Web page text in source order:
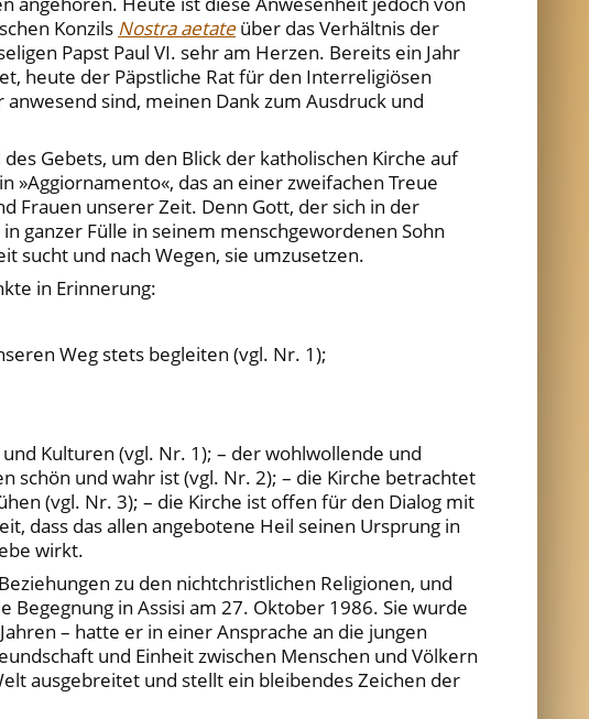
Konzils Nostra aetate über das Verhältnis der
Papst Paul VI. sehr am Herzen. Bereits ein Jahr
heute der Päpstliche Rat für den Interreligiösen
sind, meinen Dank zum Ausdruck und
Gebets, um den Blick der katholischen Kirche auf
»Aggiornamento«, das an einer zweifachen Treue
Frauen unserer Zeit. Denn Gott, der sich in der
ganzer Fülle in seinem menschgewordenen Sohn
sucht und nach Wegen, sie umzusetzen.
in Erinnerung:
Weg stets begleiten (vgl. Nr. 1);
Kulturen (vgl. Nr. 1); – der wohlwollende und
schön und wahr ist (vgl. Nr. 2); – die Kirche betrachtet
(vgl. Nr. 3); – die Kirche ist offen für den Dialog mit
dass das allen angebotene Heil seinen Ursprung in
wirkt.
zu den nichtchristlichen Religionen, und
in Assisi am 27. Oktober 1986. Sie wurde
– hatte er in einer Ansprache an die jungen
und Einheit zwischen Menschen und Völkern
ausgebreitet und stellt ein bleibendes Zeichen der